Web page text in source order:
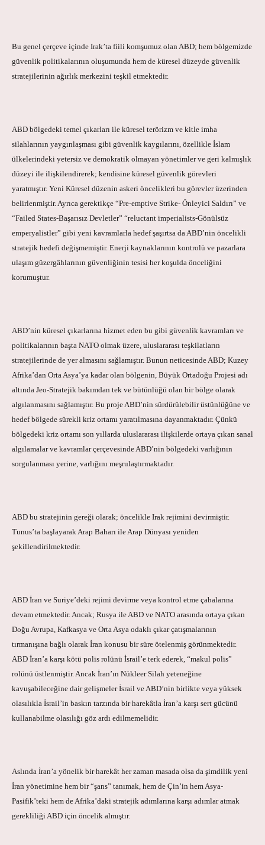
Bu genel çerçeve içinde Irak’ta fiili komşumuz olan ABD; hem bölgemizde
güvenlik politikalarının oluşumunda hem de küresel düzeyde güvenlik
stratejilerinin ağırlık merkezini teşkil etmektedir.
ABD bölgedeki temel çıkarları ile küresel terörizm ve kitle imha
silahlarının yaygınlaşması gibi güvenlik kaygılarını, özellikle İslam
ülkelerindeki yetersiz ve demokratik olmayan yönetimler ve geri kalmışlık
düzeyi ile ilişkilendirerek; kendisine küresel güvenlik görevleri
yaratmıştır. Yeni Küresel düzenin askeri öncelikleri bu görevler üzerinden
belirlenmiştir. Ayrıca gerektikçe “Pre-emptive Strike- Önleyici Saldırı” ve
“Failed States-Başarısız Devletler” “reluctant imperialists-Gönülsüz
emperyalistler” gibi yeni kavramlarla hedef şaşırtsa da ABD’nin öncelikli
stratejik hedefi değişmemiştir. Enerji kaynaklarının kontrolü ve pazarlara
ulaşım güzergâhlarının güvenliğinin tesisi her koşulda önceliğini
korumuştur.
ABD’nin küresel çıkarlarına hizmet eden bu gibi güvenlik kavramları ve
politikalarının başta NATO olmak üzere, uluslararası teşkilatların
stratejilerinde de yer almasını sağlamıştır. Bunun neticesinde ABD; Kuzey
Afrika’dan Orta Asya’ya kadar olan bölgenin, Büyük Ortadoğu Projesi adı
altında Jeo-Stratejik bakımdan tek ve bütünlüğü olan bir bölge olarak
algılanmasını sağlamıştır. Bu proje ABD’nin sürdürülebilir üstünlüğüne ve
hedef bölgede sürekli kriz ortamı yaratılmasına dayanmaktadır. Çünkü
bölgedeki kriz ortamı son yıllarda uluslararası ilişkilerde ortaya çıkan sanal
algılamalar ve kavramlar çerçevesinde ABD’nin bölgedeki varlığının
sorgulanması yerine, varlığını meşrulaştırmaktadır.
ABD bu stratejinin gereği olarak; öncelikle Irak rejimini devirmiştir.
Tunus’ta başlayarak Arap Baharı ile Arap Dünyası yeniden
şekillendirilmektedir.
ABD İran ve Suriye’deki rejimi devirme veya kontrol etme çabalarına
devam etmektedir. Ancak; Rusya ile ABD ve NATO arasında ortaya çıkan
Doğu Avrupa, Kafkasya ve Orta Asya odaklı çıkar çatışmalarının
tırmanışına bağlı olarak İran konusu bir süre ötelenmiş görünmektedir.
ABD İran’a karşı kötü polis rolünü İsrail’e terk ederek, “makul polis”
rolünü üstlenmiştir. Ancak İran’ın Nükleer Silah yeteneğine
kavuşabileceğine dair gelişmeler İsrail ve ABD’nin birlikte veya yüksek
olasılıkla İsrail’in baskın tarzında bir harekâtla İran’a karşı sert gücünü
kullanabilme olasılığı göz ardı edilmemelidir.
Aslında İran’a yönelik bir harekât her zaman masada olsa da şimdilik yeni
İran yönetimine hem bir “şans” tanımak, hem de Çin’in hem Asya-
Pasifik’teki hem de Afrika’daki stratejik adımlarına karşı adımlar atmak
gerekliliği ABD için öncelik almıştır.